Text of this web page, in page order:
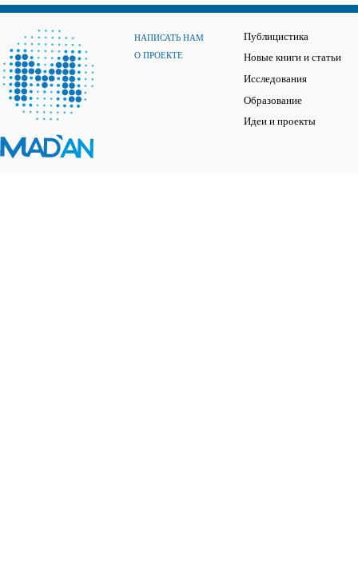
НАПИСАТЬ НАМ
О ПРОЕКТЕ
Публицистика
Новые книги и статьи
Исследования
Образование
Идеи и проекты